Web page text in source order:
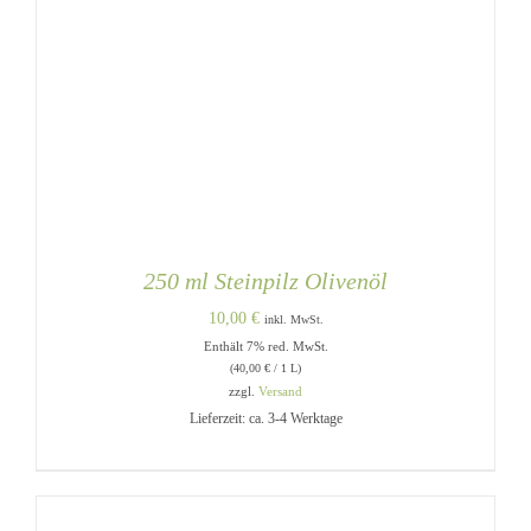
250 ml Steinpilz Olivenöl
10,00 € inkl. MwSt.
Enthält 7% red. MwSt.
(40,00 € / 1 L)
zzgl. Versand
Lieferzeit: ca. 3-4 Werktage